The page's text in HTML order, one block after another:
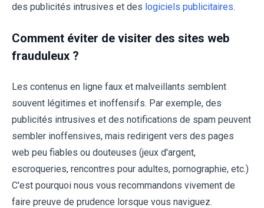
des publicités intrusives et des logiciels publicitaires.
Comment éviter de visiter des sites web
frauduleux ?
Les contenus en ligne faux et malveillants semblent
souvent légitimes et inoffensifs. Par exemple, des
publicités intrusives et des notifications de spam peuvent
sembler inoffensives, mais redirigent vers des pages
web peu fiables ou douteuses (jeux d'argent,
escroqueries, rencontres pour adultes, pornographie, etc.)
C'est pourquoi nous vous recommandons vivement de
faire preuve de prudence lorsque vous naviguez.